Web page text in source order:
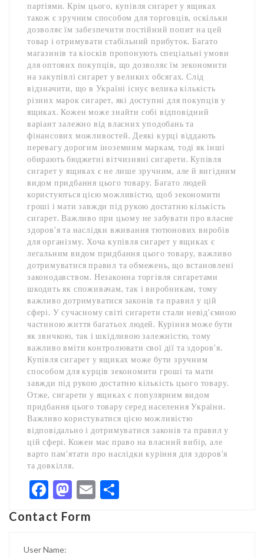
партіями. Крім цього, купівля сигарет у ящиках
також є зручним способом для торговців, оскільки
дозволяє їм забезпечити постійний попит на цей
товар і отримувати стабільний прибуток. Багато
магазинів та кіосків пропонують спеціальні умови
для оптових покупців, що дозволяє їм зекономити
на закупівлі сигарет у великих обсягах. Слід
відзначити, що в Україні існує велика кількість
різних марок сигарет, які доступні для покупців у
ящиках. Кожен може знайти собі відповідний
варіант залежно від власних уподобань та
фінансових можливостей. Деякі курці віддають
перевагу дорогим іноземним маркам, тоді як інші
обирають бюджетні вітчизняні сигарети. Купівля
сигарет у ящиках є не лише зручним, але й вигідним
видом придбання цього товару. Багато людей
користуються цією можливістю, щоб зекономити
гроші і мати завжди під рукою достатню кількість
сигарет. Важливо при цьому не забувати про власне
здоров’я та наслідки вживання тютюнових виробів
для організму. Хоча купівля сигарет у ящиках є
легальним видом придбання цього товару, важливо
дотримуватися правил та обмежень, що встановлені
законодавством. Незаконна торгівля сигаретами
шкодить як споживачам, так і виробникам, тому
важливо дотримуватися законів та правил у цій
сфері. У сучасному світі сигарети стали невід’ємною
частиною життя багатьох людей. Куріння може бути
як звичкою, так і шкідливою залежністю, тому
важливо вміти контролювати свої дії та здоров’я.
Купівля сигарет у ящиках може бути зручним
способом для курців зекономити гроші та мати
завжди під рукою достатню кількість цього товару.
Отже, сигарети у ящиках є популярним видом
придбання цього товару серед населення України.
Важливо користуватися цією можливістю
відповідально і дотримуватися законів та правил у
цій сфері. Кожен має право на власний вибір, але
варто пам’ятати про наслідки куріння для здоров’я
та довкілля.
Facebook
Mastodon
Email
Contact Form
User Name: